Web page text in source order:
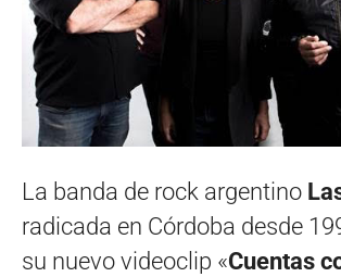
La banda de rock argentino
radicada en Córdoba desde
su nuevo videoclip «Cuentas